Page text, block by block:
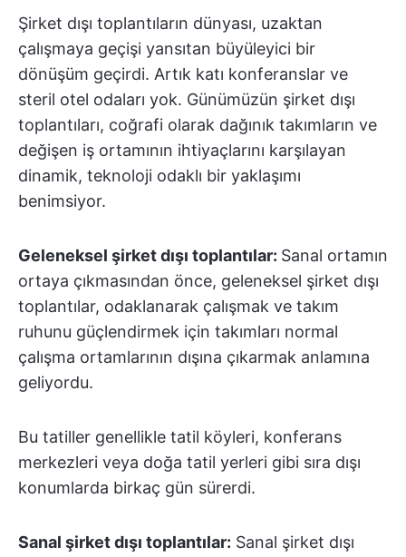
Şirket dışı toplantıların dünyası, uzaktan
çalışmaya geçişi yansıtan büyüleyici bir
dönüşüm geçirdi. Artık katı konferanslar ve
steril otel odaları yok. Günümüzün şirket dışı
toplantıları, coğrafi olarak dağınık takımların ve
değişen iş ortamının ihtiyaçlarını karşılayan
dinamik, teknoloji odaklı bir yaklaşımı
benimsiyor.
Geleneksel şirket dışı toplantılar: Sanal ortamın
ortaya çıkmasından önce, geleneksel şirket dışı
toplantılar, odaklanarak çalışmak ve takım
ruhunu güçlendirmek için takımları normal
çalışma ortamlarının dışına çıkarmak anlamına
geliyordu.
Bu tatiller genellikle tatil köyleri, konferans
merkezleri veya doğa tatil yerleri gibi sıra dışı
konumlarda birkaç gün sürerdi.
Sanal şirket dışı toplantılar: Sanal şirket dışı